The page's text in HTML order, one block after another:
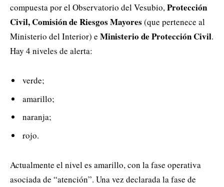
compuesta por el Observatorio del Vesubio,Protección
Civil, Comisión de Riesgos Mayores (que pertenece al
Ministerio del Interior) e Ministerio de Protección Civil.
Hay 4 niveles de alerta:
verde;
amarillo;
naranja;
rojo.
Actualmente el nivel es amarillo, con la fase operativa
asociada de “atención”. Una vez declarada la fase de